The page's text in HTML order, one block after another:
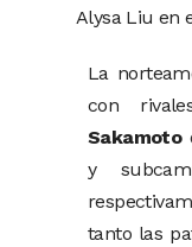
Alysa Liu en
La
con
Sakamoto
y
tanto las